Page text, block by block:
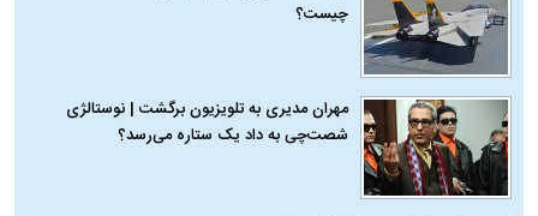
چیست؟
مهران مدیری به تلویزیون برگشت | نوستالژی
شصت‌چی به داد یک ستاره می‌رسد؟